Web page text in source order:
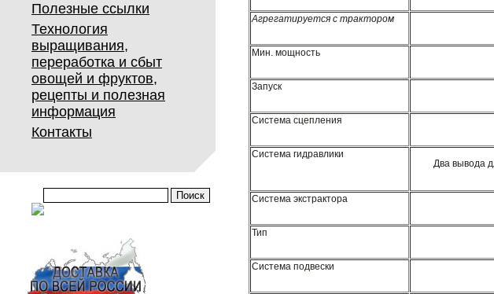
Полезные ссылки
Технология
выращивания,
переработка и сбыт
овощей и фруктов,
рецепты и полезная
информация
Контакты
Агрегатируется с трактором
Мин. мощность
Запуск
Система сцепления
Система гидравлики
Два вывода
Система экстрактора
Тип
Система подвески